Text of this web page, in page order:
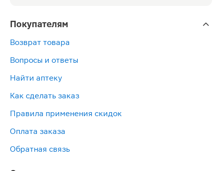
Покупателям
Возврат товара
Вопросы и ответы
Найти аптеку
Как сделать заказ
Правила применения скидок
Оплата заказа
Обратная связь